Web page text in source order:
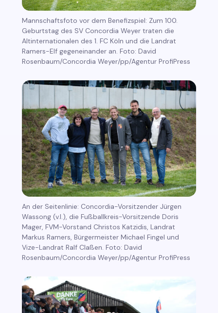
Mannschaftsfoto vor dem Benefizspiel: Zum 100.
Geburtstag des SV Concordia Weyer traten die
Altinternationalen des 1. FC Köln und die Landrat
Ramers-Elf gegeneinander an. Foto: David
Rosenbaum/Concordia Weyer/pp/Agentur ProfiPress
An der Seitenlinie: Concordia-Vorsitzender Jürgen
Wassong (v.l.), die Fußballkreis-Vorsitzende Doris
Mager, FVM-Vorstand Christos Katzidis, Landrat
Markus Ramers, Bürgermeister Michael Fingel und
Vize-Landrat Ralf Claßen. Foto: David
Rosenbaum/Concordia Weyer/pp/Agentur ProfiPress